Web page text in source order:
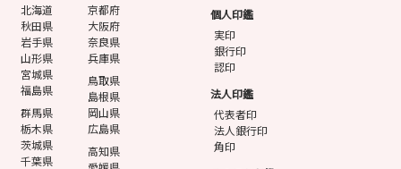
北海道
秋田県
岩手県
山形県
宮城県
福島県
群馬県
栃木県
茨城県
千葉県
京都府
大阪府
奈良県
兵庫県
鳥取県
島根県
岡山県
広島県
高知県
個人印鑑
実印
銀行印
認印
法人印鑑
代表者印
法人銀行印
角印